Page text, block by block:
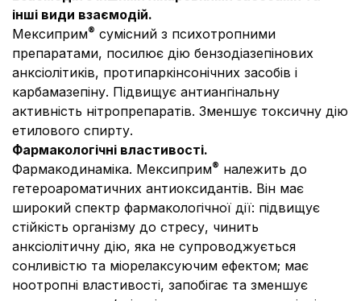
інші види взаємодій.
Мексиприм® сумісний з психотропними
препаратами, посилює дію бензодіазепінових
анксіолітиків, протипаркінсонічних засобів і
карбамазепіну. Підвищує антиангінальну
активність нітропрепаратів. Зменшує токсичну дію
етилового спирту.
Фармакологічні властивості.
Фармакодинаміка. Мексиприм® належить до
гетероароматичних антиоксидантів. Він має
широкий спектр фармакологічної дії: підвищує
стійкість організму до стресу, чинить
анксіолітичну дію, яка не супроводжується
сонливістю та міорелаксуючим ефектом; має
ноотропні властивості, запобігає та зменшує